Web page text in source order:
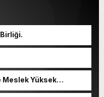
Meslek Yüksek